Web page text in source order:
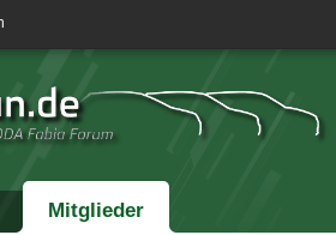
Mitglieder